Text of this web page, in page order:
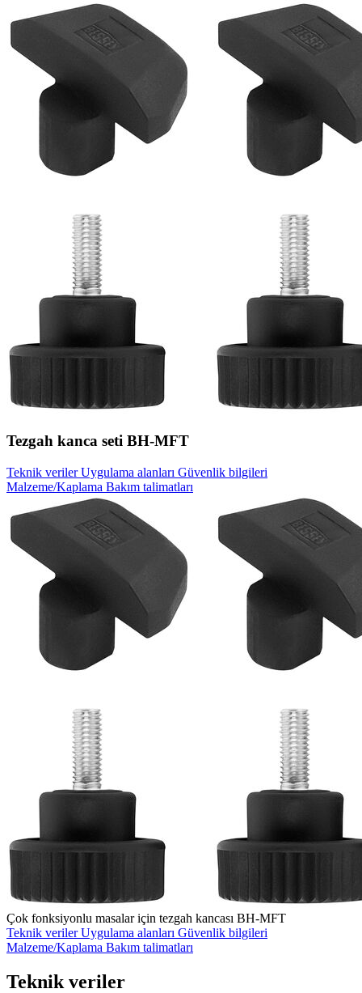
Tezgah kanca seti BH-MFT
Teknik veriler Uygulama alanları Güvenlik bilgileri
Malzeme/Kaplama Bakım talimatları
Çok fonksiyonlu masalar için tezgah kancası BH-MFT
Teknik veriler Uygulama alanları Güvenlik bilgileri
Malzeme/Kaplama Bakım talimatları
Teknik veriler